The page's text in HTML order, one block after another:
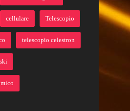
cellulare Telescopio
telescopio celestron